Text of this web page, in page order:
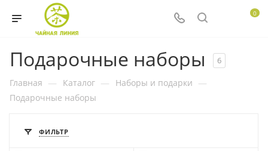
0
Подарочные наборы 6
Главная — Каталог — Наборы и подарки —
Подарочные наборы
ФИЛЬТР